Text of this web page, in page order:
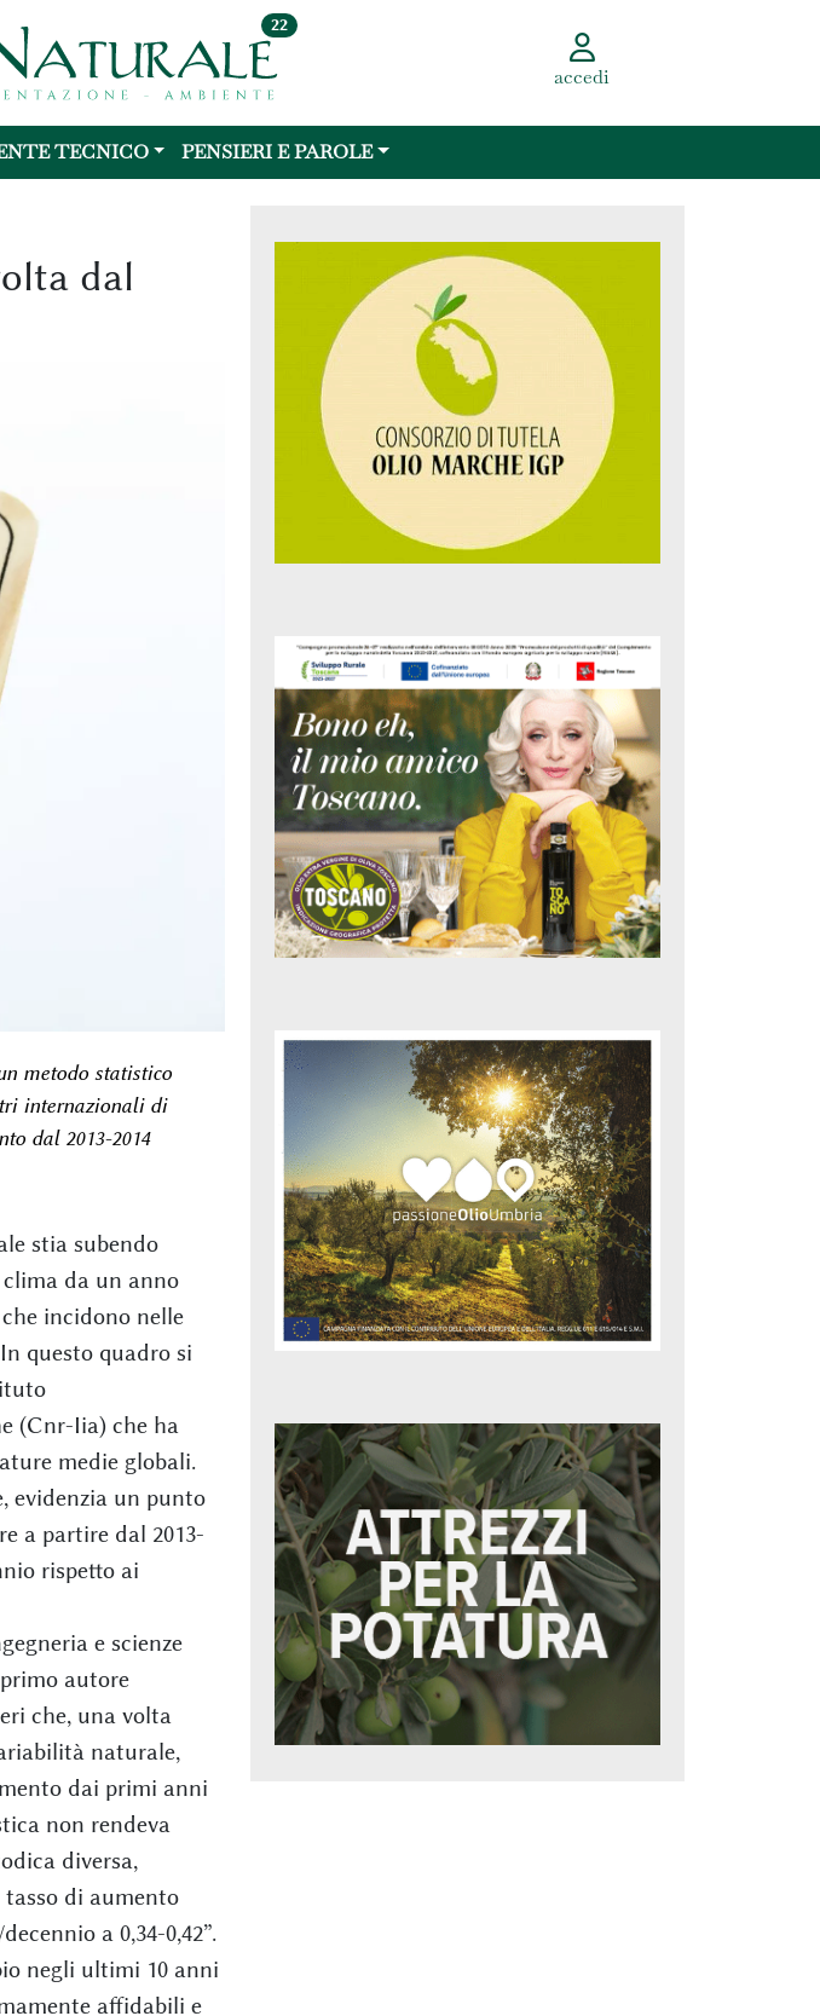
22
accedi
TECNICO PENSIERI E PAROLE
dal
metodo statistico
internazionali di
dal 2013-2014
stia subendo
da un anno
incidono nelle
questo quadro si
(Cnr-Iia) che ha
medie globali.
evidenzia un punto
a partire dal 2013-
rispetto ai
e scienze
autore
che, una volta
naturale,
dai primi anni
non rendeva
diversa,
di aumento
a 0,34-0,42”.
negli ultimi 10 anni
affidabili e